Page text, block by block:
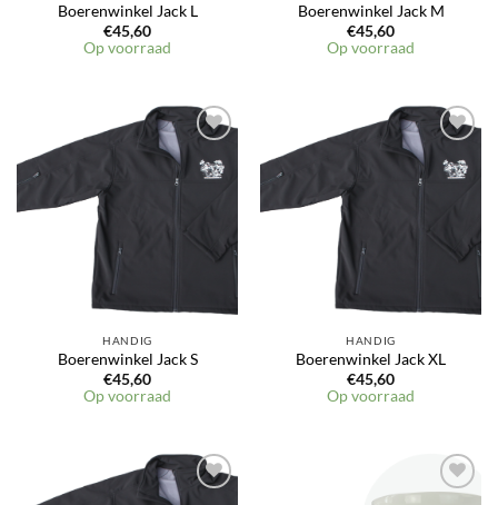
Boerenwinkel Jack L
€45,60
Op voorraad
Boerenwinkel Jack M
€45,60
Op voorraad
HANDIG
Boerenwinkel Jack S
€45,60
Op voorraad
HANDIG
Boerenwinkel Jack XL
€45,60
Op voorraad